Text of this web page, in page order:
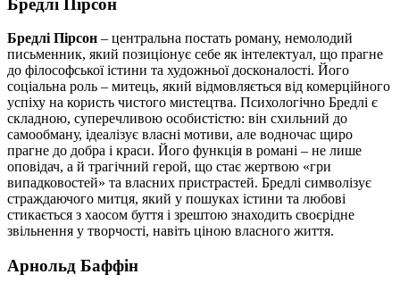
Бредлі Пірсон – центральна постать роману, немолодий
письменник, який позиціонує себе як інтелектуал, що прагне
до філософської істини та художньої досконалості. Його
соціальна роль – митець, який відмовляється від комерційного
успіху на користь чистого мистецтва. Психологічно Бредлі є
складною, суперечливою особистістю: він схильний до
самообману, ідеалізує власні мотиви, але водночас щиро
прагне до добра і краси. Його функція в романі – не лише
оповідач, а й трагічний герой, що стає жертвою «гри
випадковостей» та власних пристрастей. Бредлі символізує
страждаючого митця, який у пошуках істини та любові
стикається з хаосом буття і зрештою знаходить своєрідне
звільнення у творчості, навіть ціною власного життя.
Арнольд Баффін